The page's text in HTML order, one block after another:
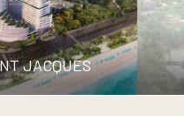
JACQUES